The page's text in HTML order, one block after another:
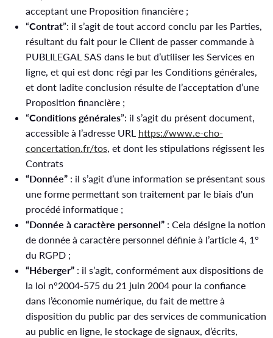
acceptant une Proposition financière ;
“Contrat”: il s’agit de tout accord conclu par les Parties,
résultant du fait pour le Client de passer commande à
PUBLILEGAL SAS dans le but d’utiliser les Services en
ligne, et qui est donc régi par les Conditions générales,
et dont ladite conclusion résulte de l’acceptation d’une
Proposition financière ;
“Conditions générales”: il s’agit du présent document,
accessible à l’adresse URL https://www.e-cho-
concertation.fr/tos, et dont les stipulations régissent les
Contrats
“Donnée” : il s’agit d’une information se présentant sous
une forme permettant son traitement par le biais d'un
procédé informatique ;
“Donnée à caractère personnel” : Cela désigne la notion
de donnée à caractère personnel définie à l’article 4, 1°
du RGPD ;
“Héberger” : il s’agit, conformément aux dispositions de
la loi n°2004-575 du 21 juin 2004 pour la confiance
dans l’économie numérique, du fait de mettre à
disposition du public par des services de communication
au public en ligne, le stockage de signaux, d’écrits,